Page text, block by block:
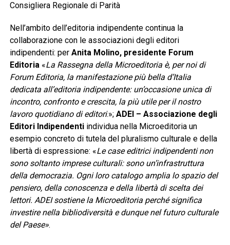
Consigliera Regionale di Parità
Nell’ambito dell’editoria indipendente continua la
collaborazione con le associazioni degli editori
indipendenti: per Anita Molino, presidente Forum
Editoria «La Rassegna della Microeditoria è, per noi di
Forum Editoria, la manifestazione più bella d’Italia
dedicata all’editoria indipendente: un’occasione unica di
incontro, confronto e crescita, la più utile per il nostro
lavoro quotidiano di editori.»; ADEI – Associazione degli
Editori Indipendentiindividua nella Microeditoria un
esempio concreto di tutela del pluralismo culturale e della
libertà di espressione: «Le case editrici indipendenti non
sono soltanto imprese culturali: sono un’infrastruttura
della democrazia. Ogni loro catalogo amplia lo spazio del
pensiero, della conoscenza e della libertà di scelta dei
lettori. ADEI sostiene la Microeditoria perché significa
investire nella bibliodiversità e dunque nel futuro culturale
del Paese».